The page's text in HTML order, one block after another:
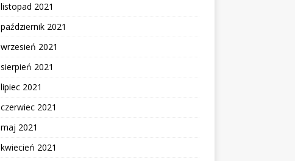
listopad 2021
październik 2021
wrzesień 2021
sierpień 2021
lipiec 2021
czerwiec 2021
maj 2021
kwiecień 2021